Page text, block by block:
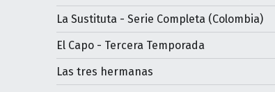
La Sustituta - Serie Completa (Colombia)
El Capo - Tercera Temporada
Las tres hermanas